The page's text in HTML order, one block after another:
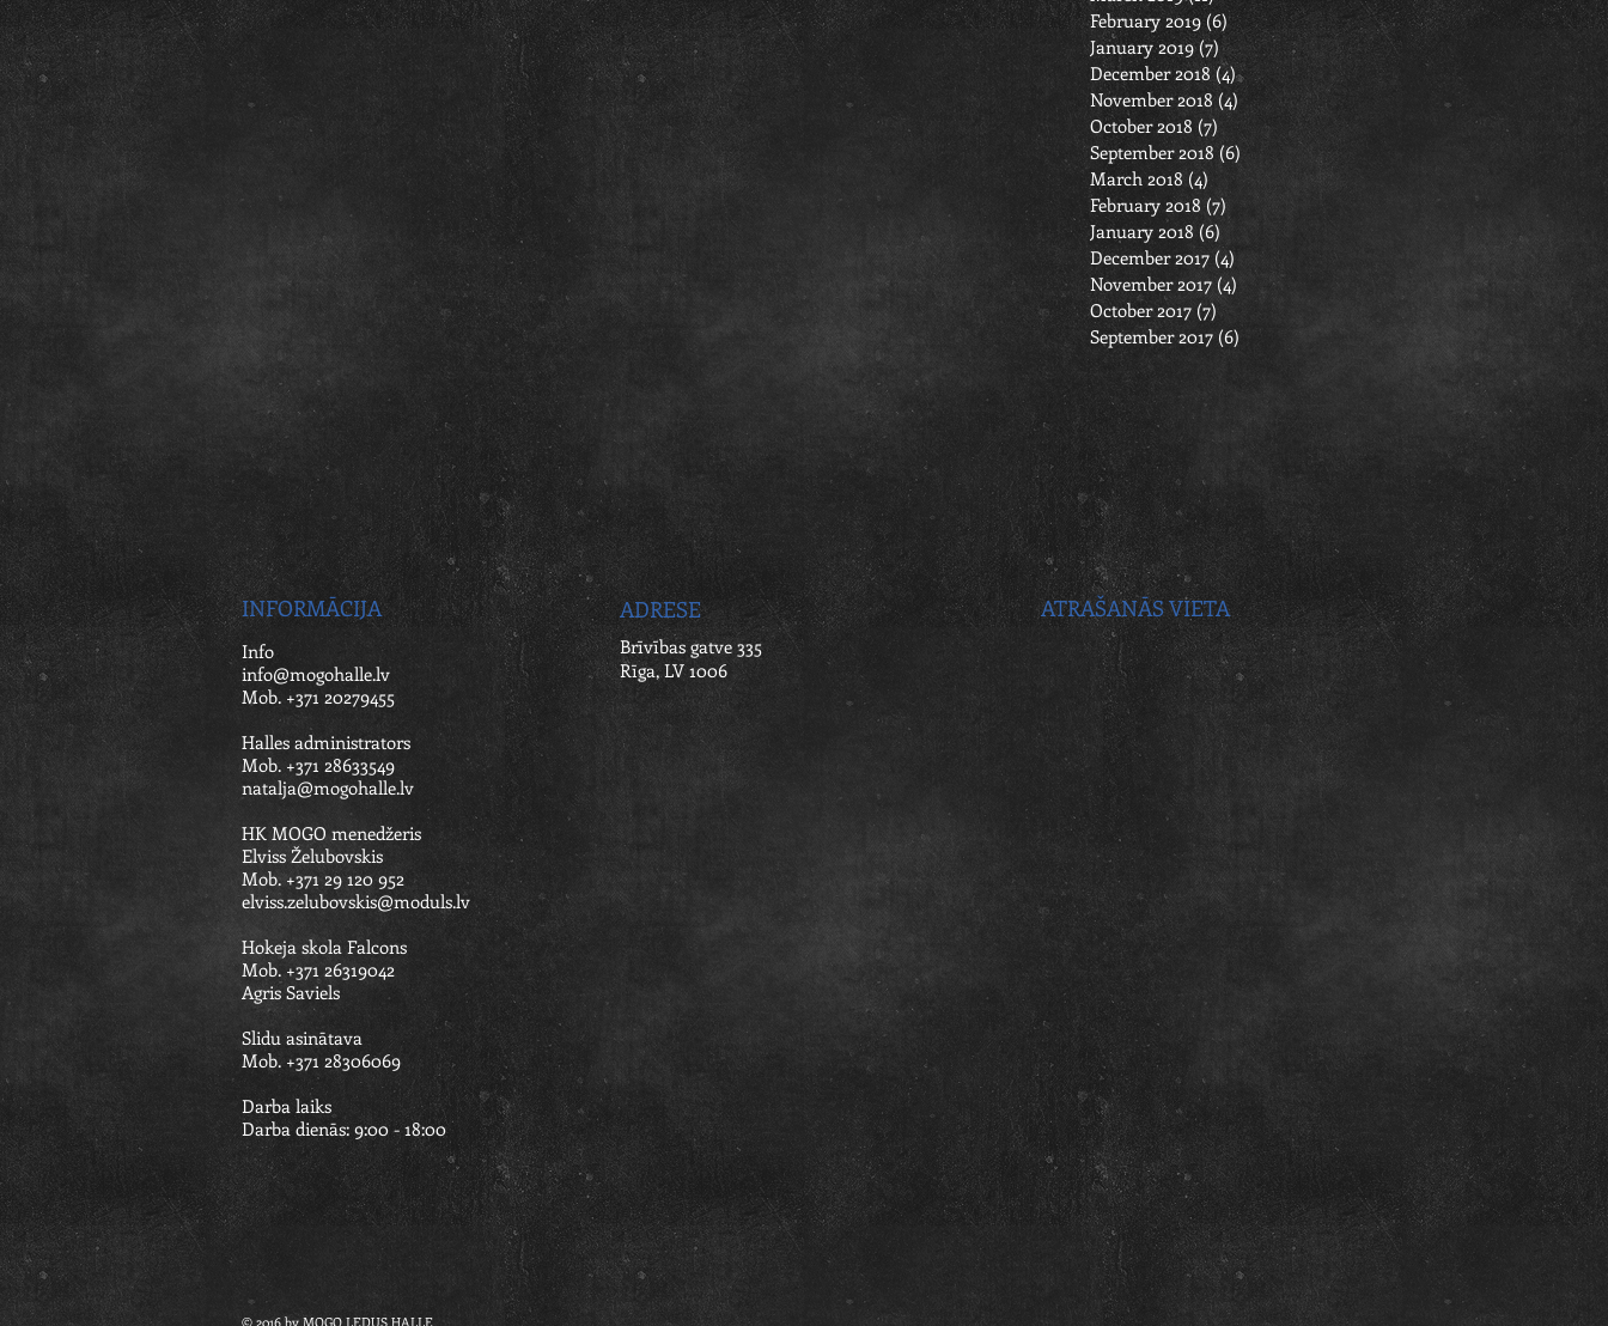
February 2019 (6)6 posts
January 2019 (7) 7 posts
December 2018 (4)4 posts
November 2018 (4) 4 posts
October 2018 (7) 7 posts
September 2018 (6)
March 2018 (4) 4 posts
February 2018 (7) 7 posts
January 2018 (6)
December 2017 (4)
November 2017 (4) 4 posts
October 2017 (7)
September 2017 (6) 6 posts
INFORMĀCIJA
Info
info@mogohalle.lv
Mob. +371 20279455
Halles administrators
Mob. +371 28633549
natalja@mogohalle.lv
HK MOGO menedžeris
Elviss Želubovskis
Mob. +371 29 120 952
elviss.zelubovskis@moduls.lv
Hokeja skola Falcons
Mob. +371 26319042
Agris Saviels​​
Slidu asinātava
Mob. +371 28306069
Darba laiks
Darba dienās: 9:00 - 18:00
ADRESE
Brīvības gatve 335
Rīga, LV 1006
ATRAŠANĀS VIETA
© 2016 by MOGO LEDUS HALLE